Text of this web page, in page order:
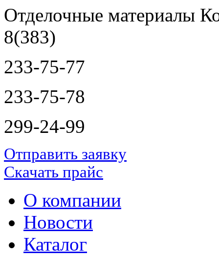
Отделочные материалы
8(383)
233-75-77
233-75-78
299-24-99
Отправить заявку
Скачать прайс
О компании
Новости
Каталог